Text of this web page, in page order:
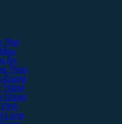
Thơ
An
Tháp
Giang
Trăng
Giang
Long